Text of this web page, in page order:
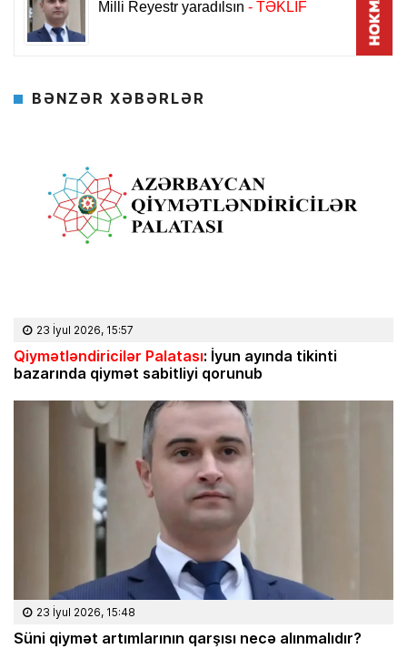
BƏNZƏR XƏBƏRLƏR
23 İyul 2026, 15:57
Qiymətləndiricilər Palatası: İyun ayında tikinti
bazarında qiymət sabitliyi qorunub
23 İyul 2026, 15:48
Süni qiymət artımlarının qarşısı necə alınmalıdır?